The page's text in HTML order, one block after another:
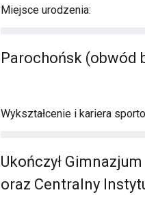
Miejsce urodzenia:
Parochońsk (obwód
Wykształcenie i kariera
Ukończył
oraz Centralny